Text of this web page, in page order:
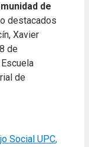
de
destacados
Xavier
de
de
Social UPC,